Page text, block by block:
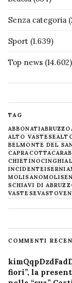
Senza categoria
Sport (1.639)
Top news (14.602)
TAG
ABBONATIABRUZZO
ALTO VASTESE
BELMONTE DEL
CAPRACOTTA
CHIETINO
INCIDENTEISERNIA
MOLISANOMOLISE
SCHIAVI DI
VASTESEVASTO
COMMENTI
fiori”, la